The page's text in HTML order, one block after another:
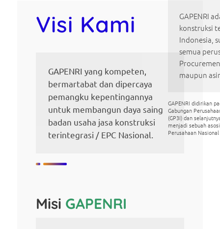
GAPENRI
konstruksi
Indonesia,
semua
maupun
GAPENRI didirikan
Gabungan
(GP3I) dan
menjadi sebuah
Perusahaan
Visi Kami
GAPENRI yang kompeten,
bermartabat dan dipercaya
pemangku kepentingannya
untuk membangun daya saing
badan usaha jasa konstruksi
terintegrasi / EPC Nasional.
Misi GAPENRI